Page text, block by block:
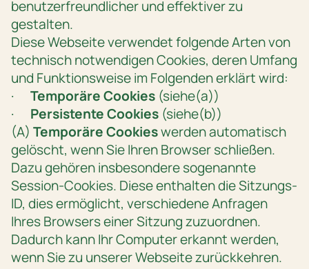
benutzerfreundlicher und effektiver zu
gestalten.
Diese Webseite verwendet folgende Arten von
technisch notwendigen Cookies, deren Umfang
und Funktionsweise im Folgenden erklärt wird:
· Temporäre Cookies (siehe(a))
· Persistente Cookies (siehe(b))
(A) Temporäre Cookieswerden automatisch
gelöscht, wenn Sie Ihren Browser schließen.
Dazu gehören insbesondere sogenannte
Session-Cookies. Diese enthalten die Sitzungs-
ID, dies ermöglicht, verschiedene Anfragen
Ihres Browsers einer Sitzung zuzuordnen.
Dadurch kann Ihr Computer erkannt werden,
wenn Sie zu unserer Webseite zurückkehren.